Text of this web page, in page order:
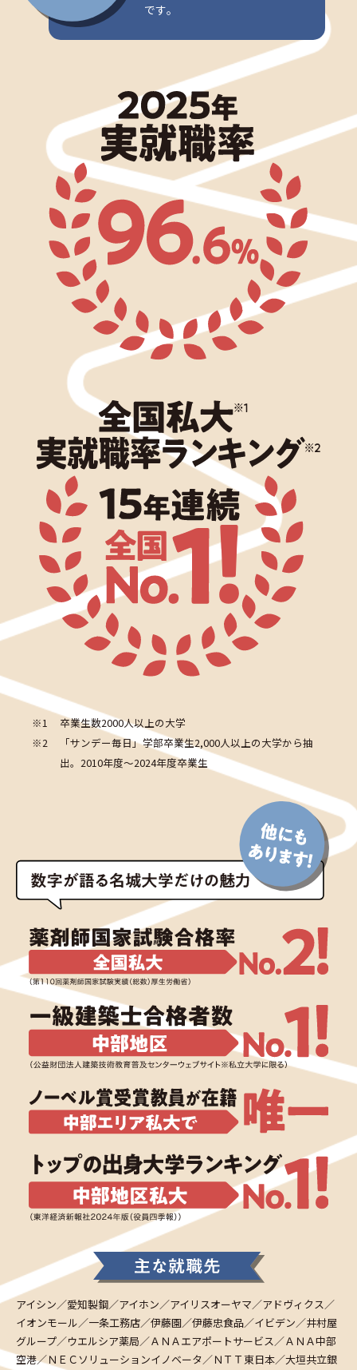
です｡
※1
卒業生数2000人以上の大学
※2
「サンデー毎日」学部卒業生2,000人以上の大学から抽
出。2010年度～2024年度卒業生
アイシン／愛知製鋼／アイホン／アイリスオーヤマ／アドヴィクス／
イオンモール／一条工務店／伊藤園／伊藤忠食品／イビデン／井村屋
グループ／ウエルシア薬局／ＡＮＡエアポートサービス／ＡＮＡ中部
空港／ＮＥＣソリューションイノベータ／ＮＴＴ東日本／大垣共立銀